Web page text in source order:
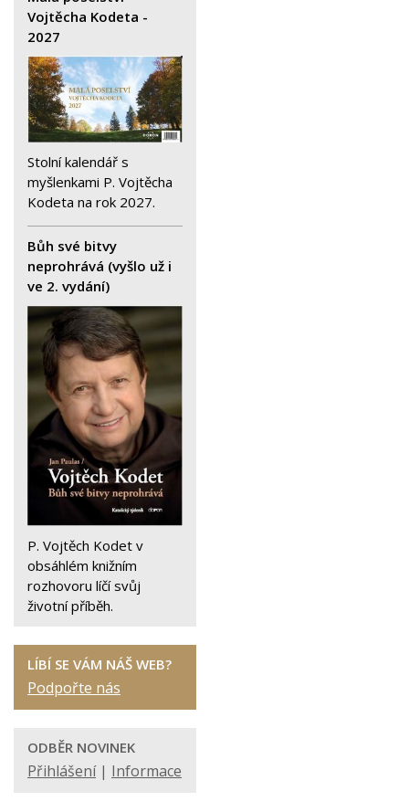
Vojtěcha Kodeta -
2027
Stolní kalendář s
myšlenkami P. Vojtěcha
Kodeta na rok 2027.
Bůh své bitvy
neprohrává (vyšlo už i
ve 2. vydání)
P. Vojtěch Kodet v
obsáhlém knižním
rozhovoru líčí svůj
životní příběh.
LÍBÍ SE VÁM NÁŠ WEB?
Podpořte nás
ODBĚR NOVINEK
Přihlášení| Informace